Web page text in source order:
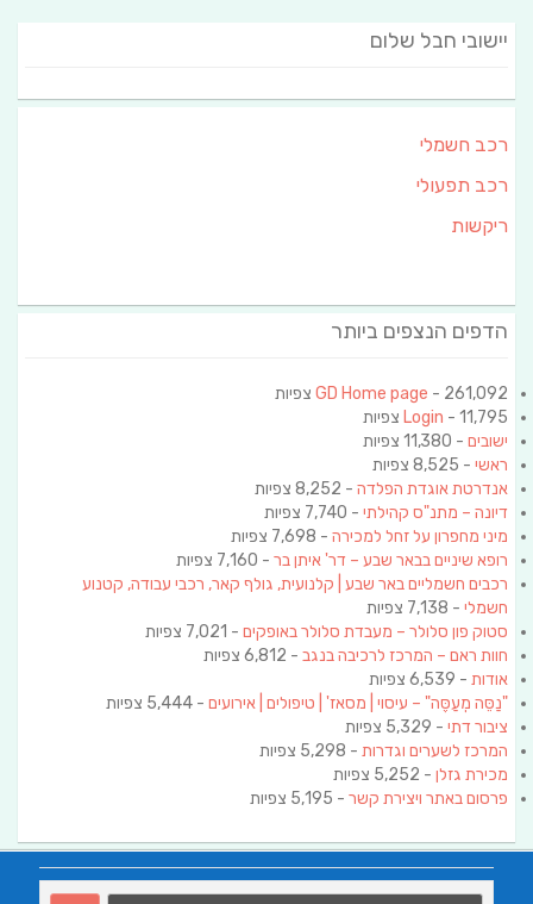
יישובי חבל שלום
רכב חשמלי
רכב תפעולי
ריקשות
הדפים הנצפים ביותר
GD Home page - 261,092 צפיות
Login - 11,795 צפיות
ישובים - 11,380 צפיות
ראשי - 8,525 צפיות
אנדרטת אוגדת הפלדה - 8,252 צפיות
דיונה – מתנ"ס קהילתי - 7,740 צפיות
מיני מחפרון על זחל למכירה - 7,698 צפיות
רופא שיניים בבאר שבע – דר' איתן בר - 7,160 צפיות
רכבים חשמליים באר שבע | קלנועית, גולף קאר, רכבי עבודה, קטנוע
חשמלי - 7,138 צפיות
סטוק פון סלולר – מעבדת סלולר באופקים - 7,021 צפיות
חוות ראם – המרכז לרכיבה בנגב - 6,812 צפיות
אודות - 6,539 צפיות
"נַסֵּה מְעַסֶּה" – עיסוי | מסאז' | טיפולים | אירועים - 5,444 צפיות
ציבור דתי - 5,329 צפיות
המרכז לשערים וגדרות - 5,298 צפיות
מכירת גזלן - 5,252 צפיות
פרסום באתר ויצירת קשר - 5,195 צפיות